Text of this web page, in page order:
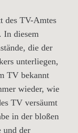
des TV-Amtes
In diesem
die der
unterliegen,
TV bekannt
wieder, wie
TV versäumt
in der bloßen
und der